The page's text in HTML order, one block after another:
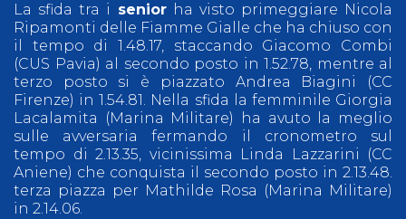
La sfida tra i seniorha visto primeggiare Nicola
Ripamonti delle Fiamme Gialle che ha chiuso con
il tempo di 1.48.17, staccando Giacomo Combi
(CUS Pavia) al secondo posto in 1.52.78, mentre al
terzo posto si è piazzato Andrea Biagini (CC
Firenze) in 1.54.81. Nella sfida la femminile Giorgia
Lacalamita (Marina Militare) ha avuto la meglio
sulle avversaria fermando il cronometro sul
tempo di 2.13.35, vicinissima Linda Lazzarini (CC
Aniene) che conquista il secondo posto in 2.13.48.
terza piazza per Mathilde Rosa (Marina Militare)
in 2.14.06.